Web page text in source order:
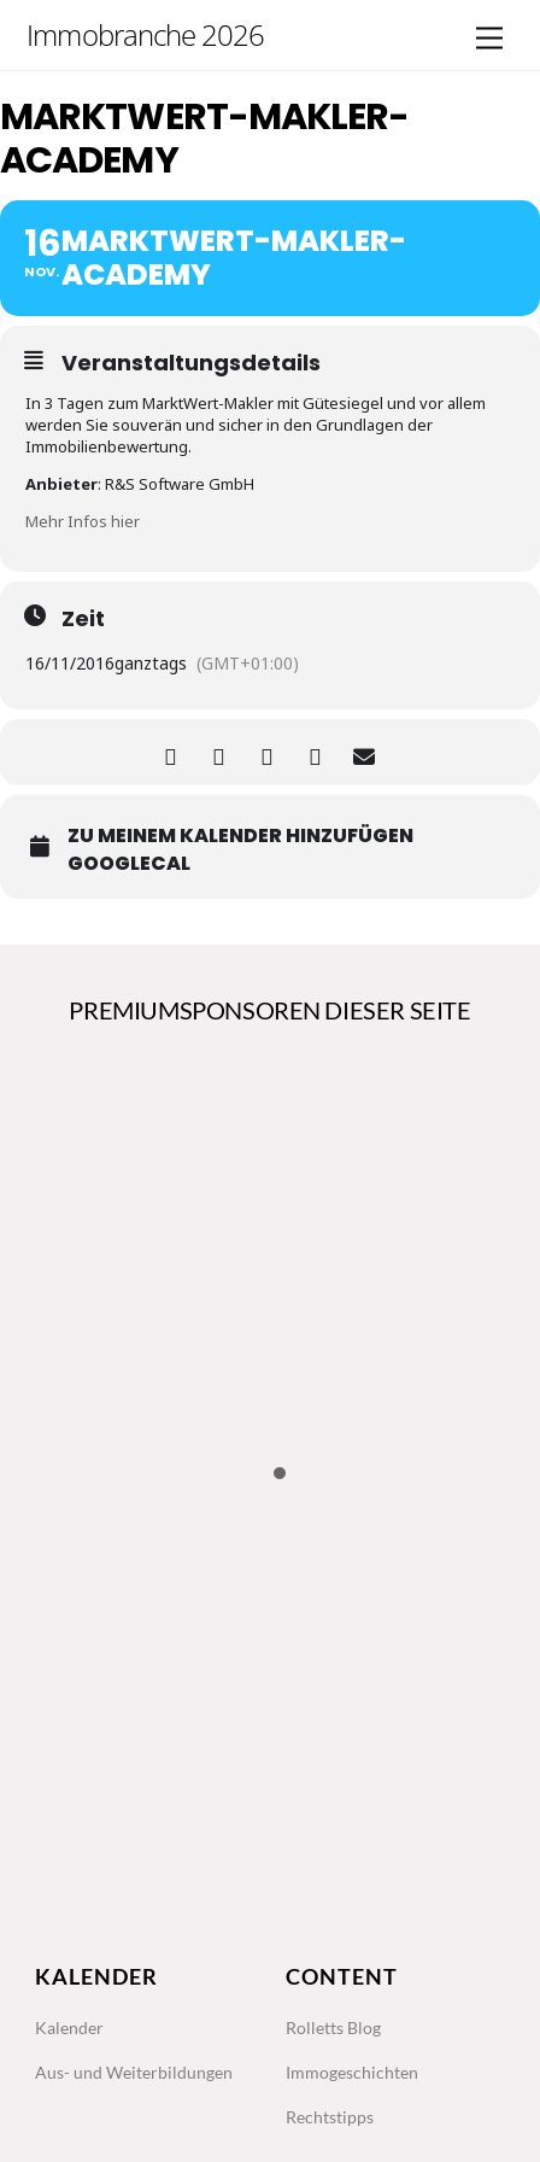
Immobranche 2026
MARKTWERT-MAKLER-
ACADEMY
16
NOV.
MARKTWERT-MAKLER-
ACADEMY
Veranstaltungsdetails
In 3 Tagen zum MarktWert-Makler mit Gütesiegel und vor allem
werden Sie souverän und sicher in den Grundlagen der
Immobilienbewertung.
Anbieter: R&S Software GmbH
Mehr Infos hier
Zeit
16/11/2016ganztags (GMT+01:00)
ZU MEINEM KALENDER HINZUFÜGEN
GOOGLECAL
PREMIUMSPONSOREN DIESER SEITE
KALENDER
Kalender
Aus- und Weiterbildungen
CONTENT
Rolletts Blog
Immogeschichten
Rechtstipps